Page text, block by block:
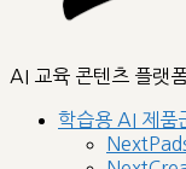
nextplatform
AI 교육 콘텐츠 플랫
학습용 AI 제품